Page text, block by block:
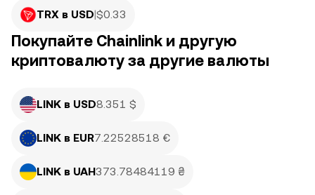
TRX в USD|$0.33
Покупайте Chainlink и другую
криптовалюту за другие валюты
LINK в USD8.351 $
LINK в EUR7.22528518 €
LINK в UAH373.78484119 ₴